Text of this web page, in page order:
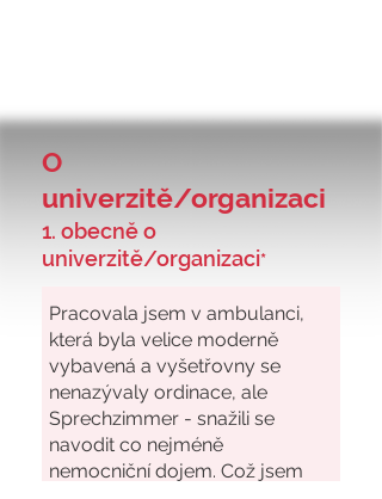
O
univerzitě/organizaci
1. obecně o
univerzitě/organizaci*